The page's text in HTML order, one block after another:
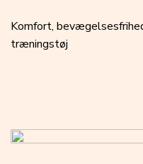
Komfort,
træningstøj